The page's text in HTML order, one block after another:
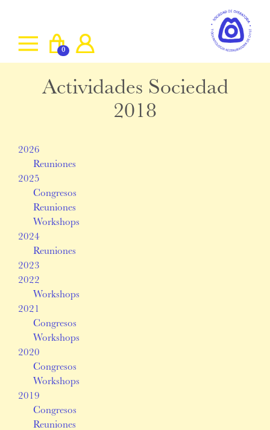
0
Actividades Sociedad
2018
2026
Reuniones
2025
Congresos
Reuniones
Workshops
2024
Reuniones
2023
2022
Workshops
2021
Congresos
Workshops
2020
Congresos
Workshops
2019
Congresos
Reuniones